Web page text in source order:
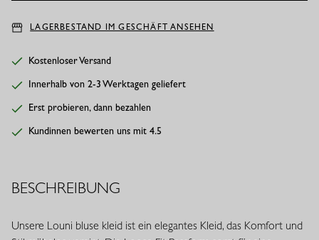
LAGERBESTAND IM GESCHÄFT ANSEHEN
Kostenloser Versand
Innerhalb von 2-3 Werktagen geliefert
Erst probieren, dann bezahlen
Kundinnen bewerten uns mit 4.5
BESCHREIBUNG
Unsere Louni bluse kleid ist ein elegantes Kleid, das Komfort und